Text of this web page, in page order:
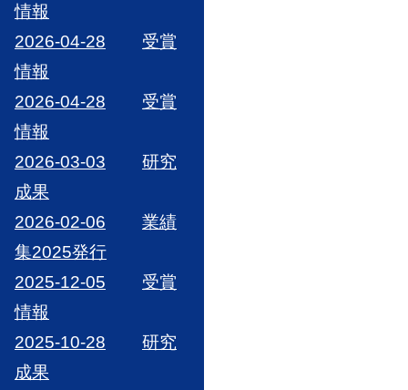
情報
2026-04-28
受賞
情報
2026-04-28
受賞
情報
2026-03-03
研究
成果
2026-02-06
業績
集2025発行
2025-12-05
受賞
情報
2025-10-28
研究
成果